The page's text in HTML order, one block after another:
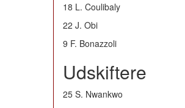
18 L. Coulibaly
22 J. Obi
9 F. Bonazzoli
Udskiftere
25 S. Nwankwo